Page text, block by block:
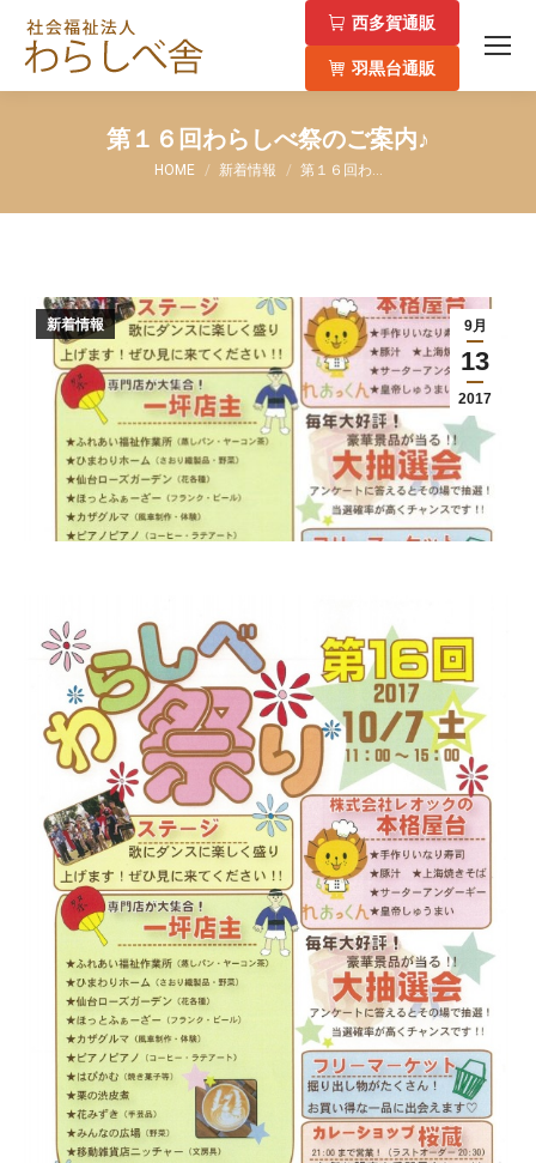
西多賀通販
羽黒台通販
第１６回わらしべ祭のご案内♪
You are here:
HOME 新着情報 第１６回わ…
9月
13
2017
新着情報